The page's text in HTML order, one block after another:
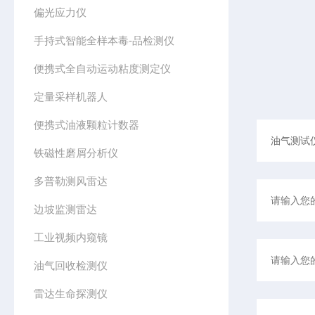
偏光应力仪
手持式智能全样本毒-品检测仪
便携式全自动运动粘度测定仪
定量采样机器人
便携式油液颗粒计数器
铁磁性磨屑分析仪
多普勒测风雷达
边坡监测雷达
工业视频内窥镜
油气回收检测仪
雷达生命探测仪